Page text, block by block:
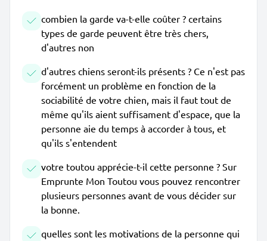
combien la garde va-t-elle coûter ? certains
types de garde peuvent être très chers,
d'autres non
d'autres chiens seront-ils présents ? Ce n'est pas
forcément un problème en fonction de la
sociabilité de votre chien, mais il faut tout de
même qu'ils aient suffisament d'espace, que la
personne aie du temps à accorder à tous, et
qu'ils s'entendent
votre toutou apprécie-t-il cette personne ? Sur
Emprunte Mon Toutou vous pouvez rencontrer
plusieurs personnes avant de vous décider sur
la bonne.
quelles sont les motivations de la personne qui